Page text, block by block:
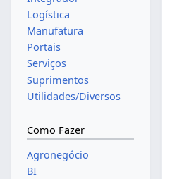
Logística
Manufatura
Portais
Serviços
Suprimentos
Utilidades/Diversos
Como Fazer
Agronegócio
BI